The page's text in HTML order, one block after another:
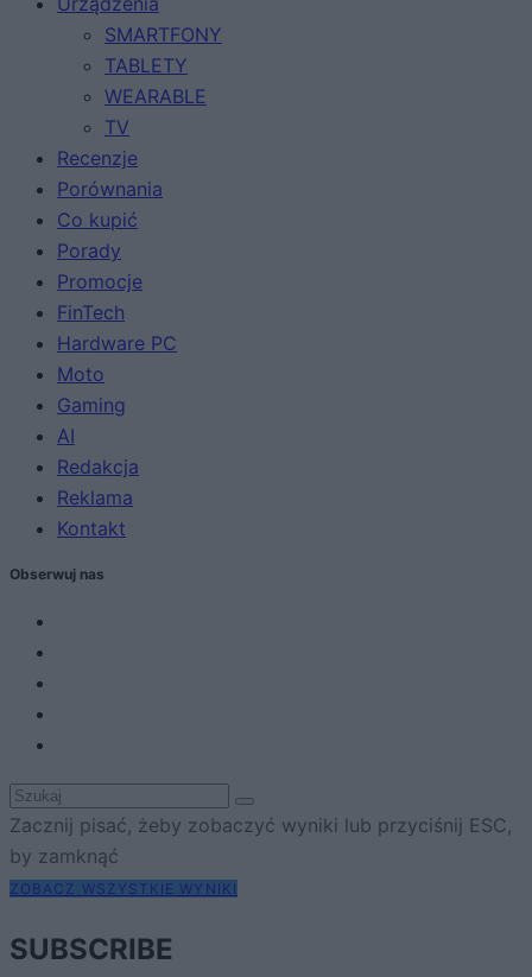
SMARTFONY
TABLETY
WEARABLE
TV
Recenzje
Porównania
Co kupić
Porady
Promocje
FinTech
Hardware PC
Moto
Gaming
AI
Redakcja
Reklama
Kontakt
Obserwuj nas
Zacznij pisać, żeby zobaczyć wyniki lub przyciśnij ESC,
by zamknąć
ZOBACZ WSZYSTKIE WYNIKI
SUBSCRIBE